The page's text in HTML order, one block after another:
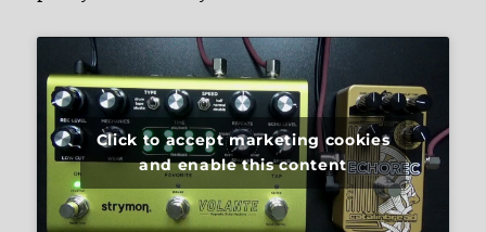
Click to accept marketing cookies
and enable this content